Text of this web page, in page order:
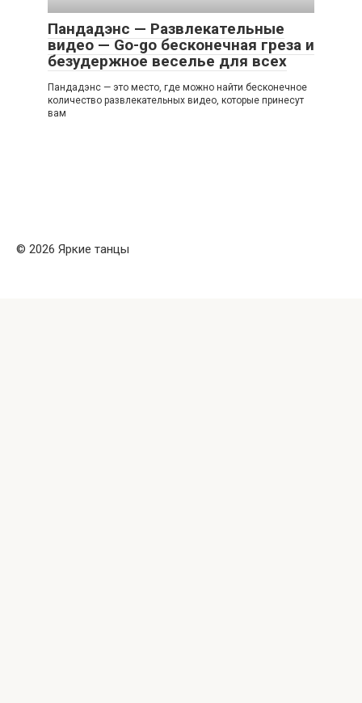
Пандадэнс — Развлекательные
видео — Go-go бесконечная греза и
безудержное веселье для всех
Пандадэнс — это место, где можно найти бесконечное
количество развлекательных видео, которые принесут
вам
© 2026 Яркие танцы